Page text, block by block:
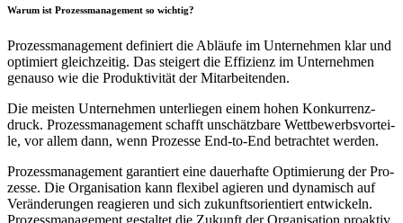
War­um ist Pro­zess­ma­nage­ment so wich­tig?
Pro­zess­ma­nage­ment defi­niert die Abläu­fe im Unter­neh­men klar und
opti­miert gleich­zei­tig. Das stei­gert die Effi­zi­enz im Unter­neh­men
genau­so wie die Pro­duk­ti­vi­tät der Mit­ar­bei­ten­den.
Die meis­ten Unter­neh­men unter­lie­gen einem hohen Kon­kur­renz­
druck. Pro­zess­ma­nage­ment schafft unschätz­ba­re Wett­be­werbs­vor­tei­
le, vor allem dann, wenn Pro­zes­se End-to-End betrach­tet wer­den.
Pro­zess­ma­nage­ment garan­tiert eine dau­er­haf­te Opti­mie­rung der Pro­
zes­se. Die Orga­ni­sa­ti­on kann fle­xi­bel agie­ren und dyna­misch auf
Ver­än­de­run­gen reagie­ren und sich zukunfts­ori­en­tiert ent­wi­ckeln.
Pro­zess­ma­nage­ment gestal­tet die Zukunft der Orga­ni­sa­ti­on pro­ak­tiv